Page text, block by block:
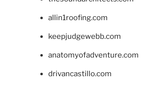
allin1roofing.com
keepjudgewebb.com
anatomyofadventure.com
drivancastillo.com